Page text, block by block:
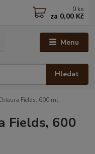
Menu
Hledat
0 ks
za 0,00 Kč
Fields, 600 ml
Fields, 600